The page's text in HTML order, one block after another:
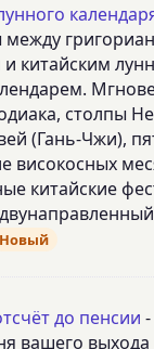
и китайским
столпы
(Гань-Чжи),
високосных
китайские
Новый
до пенсии
вашего